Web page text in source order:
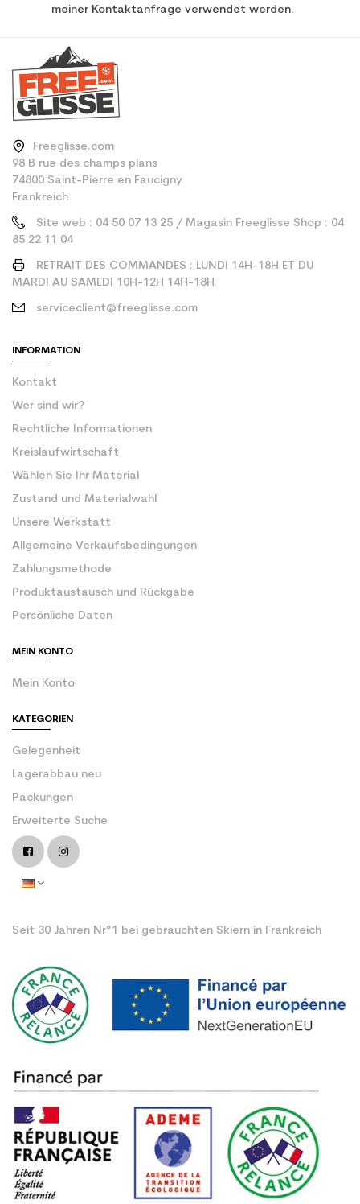
meiner Kontaktanfrage verwendet werden.
Freeglisse.com
98 B rue des champs plans
74800 Saint-Pierre en Faucigny
Frankreich
Site web : 04 50 07 13 25 / Magasin Freeglisse Shop : 04
85 22 11 04
RETRAIT DES COMMANDES : LUNDI 14H-18H ET DU
MARDI AU SAMEDI 10H-12H 14H-18H
serviceclient@freeglisse.com
INFORMATION
Kontakt
Wer sind wir?
Rechtliche Informationen
Kreislaufwirtschaft
Wählen Sie Ihr Material
Zustand und Materialwahl
Unsere Werkstatt
Allgemeine Verkaufsbedingungen
Zahlungsmethode
Produktaustausch und Rückgabe
Persönliche Daten
MEIN KONTO
Mein Konto
KATEGORIEN
Gelegenheit
Lagerabbau neu
Packungen
Erweiterte Suche
Seit 30 Jahren Nr°1 bei gebrauchten Skiern in Frankreich